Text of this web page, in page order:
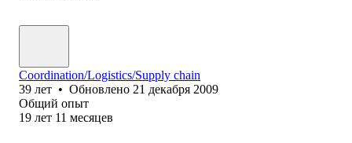
Coordination/Logistics/Supply chain
39 лет • Обновлено 21 декабря 2009
Общий опыт
19 лет 11 месяцев